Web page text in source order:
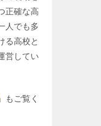
正確な高
人でも多
る高校と
営してい
」もご覧く